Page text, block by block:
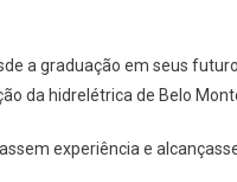
a graduação em seus
da hidrelétrica de Belo
experiência e